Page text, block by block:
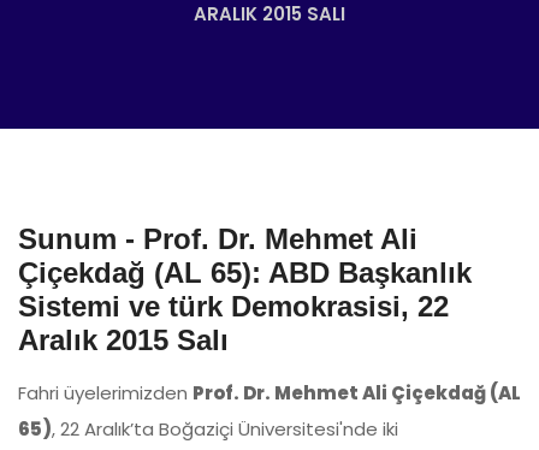
ARALIK 2015 SALI
Sunum - Prof. Dr. Mehmet Ali
Çiçekdağ (AL 65): ABD Başkanlık
Sistemi ve türk Demokrasisi, 22
Aralık 2015 Salı
Fahri üyelerimizden Prof. Dr. Mehmet Ali Çiçekdağ (AL
65), 22 Aralık’ta Boğaziçi Üniversitesi'nde iki